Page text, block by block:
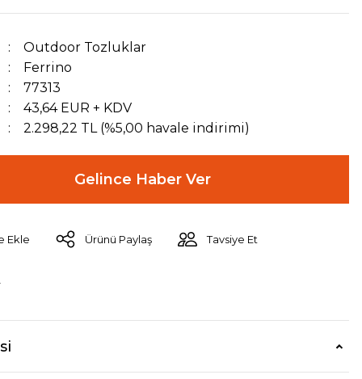
Outdoor Tozluklar
Ferrino
77313
43,64 EUR + KDV
2.298,22 TL (%5,00 havale indirimi)
Gelince Haber Ver
Ürünü Paylaş Tavsiye Et